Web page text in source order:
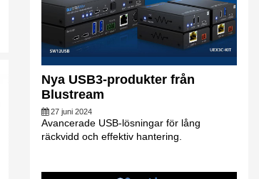
Nya USB3-produkter från
Blustream
27 juni 2024
Avancerade USB-lösningar för lång
räckvidd och effektiv hantering.